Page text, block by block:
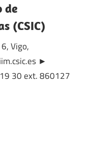
de
(CSIC)
Vigo,
►
30 ext. 860127